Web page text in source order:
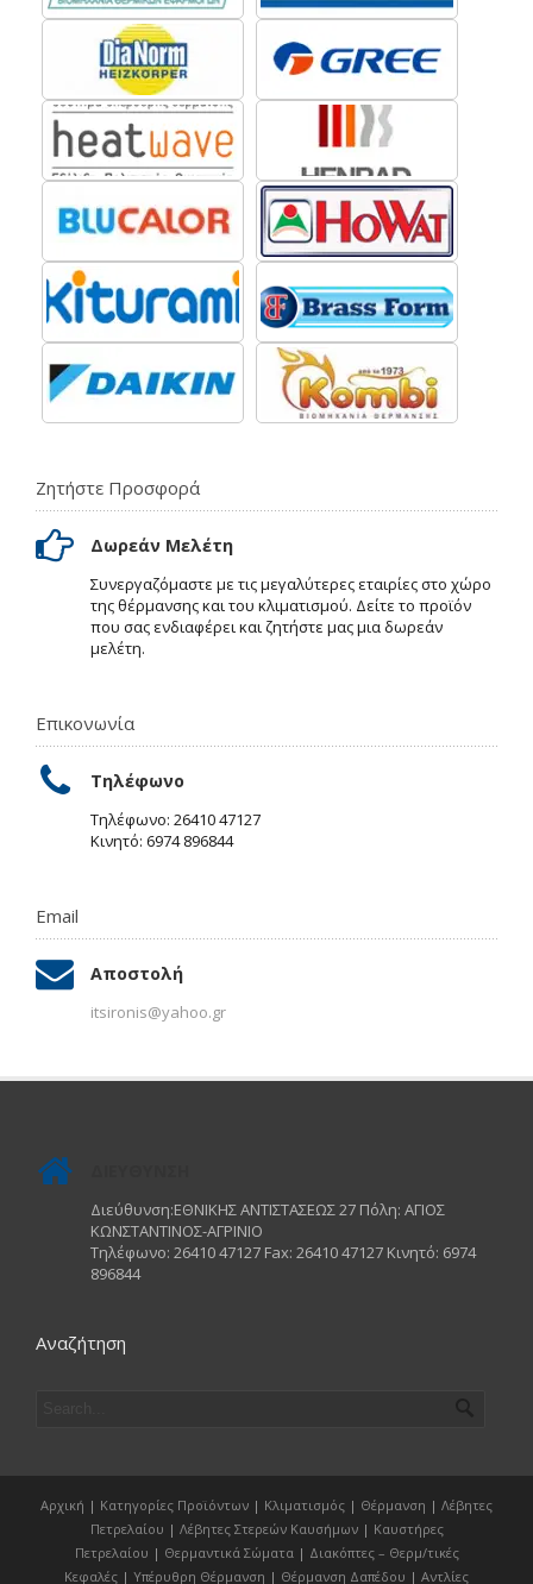
Ζητήστε Προσφορά
Δωρεάν Μελέτη
Συνεργαζόμαστε με τις μεγαλύτερες εταιρίες στο χώρο
της θέρμανσης και του κλιματισμού. Δείτε το προϊόν
που σας ενδιαφέρει και ζητήστε μας μια δωρεάν
μελέτη.
Επικονωνία
Τηλέφωνο
Τηλέφωνο: 26410 47127
Κινητό: 6974 896844
Email
Αποστολή
itsironis@yahoo.gr
Διεύθυνση:ΕΘΝΙΚΗΣ ΑΝΤΙΣΤΑΣΕΩΣ 27 Πόλη: ΑΓΙΟΣ
ΚΩΝΣΤΑΝΤΙΝΟΣ-ΑΓΡΙΝΙΟ
Τηλέφωνο: 26410 47127 Fax: 26410 47127 Κινητό: 6974
896844
Αναζήτηση
Αρχική | Κατηγορίες Προϊόντων | Κλιματισμός | Θέρμανση | Λέβητες
Πετρελαίου | Λέβητες Στερεών Καυσήμων| Καυστήρες
Πετρελαίου | Θερμαντικά Σώματα| Διακόπτες – Θερμ/τικές
Κεφαλές | Υπέρυθρη Θέρμανση | Θέρμανση Δαπέδου | Αντλίες